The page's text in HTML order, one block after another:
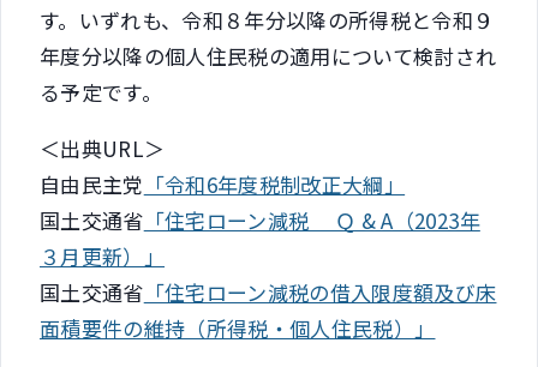
す。いずれも、令和８年分以降の所得税と令和９
年度分以降の個人住民税の適用について検討され
る予定です。
＜出典URL＞
自由民主党 「令和6年度税制改正大綱」
国土交通省 「住宅ローン減税 Ｑ & A（2023年
３月更新）」
国土交通省 「住宅ローン減税の借入限度額及び床
面積要件の維持（所得税・個人住民税）」